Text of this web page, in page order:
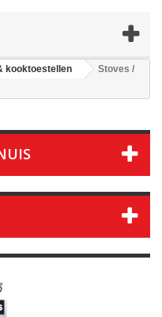
kooktoestellen
Stoves /